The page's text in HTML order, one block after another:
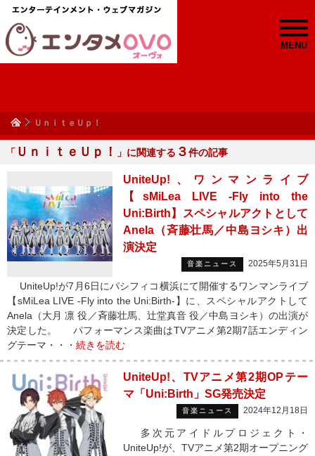
MENU
ＵｎｉｔｅＵｐ！
「 ＵｎｉｔｅＵｐ！ 」に関連する ３件の記事
UniteUp!、ワンマンライブ
【sMiLea LIVE -Fly into the
Uni:Birth】スペシャルアクトとして
Anela（斉藤壮馬／中島ヨシキ）出
演決定
音楽ニュース 2025年5月31日
UniteUp!が7月6日にパシフィコ横浜にて開催するワンマンライブ
【sMiLea LIVE -Fly into the Uni:Birth-】に、スペシャルアクトして
Anela（大月 凛 役／斉藤壮馬、辻堂真音 役／中島ヨシキ）の出演が
決定した。 パフォーマンス楽曲はTVアニメ第2期7話エンディン
グテーマ・・・ 続きを読む
UniteUp!、TVアニメ第2期OPテー
マ「Uni:Birth」SG発売決定
音楽ニュース 2024年12月18日
多次元アイドルプロジェクト・
UniteUp!が、TVアニメ第2期オープニング